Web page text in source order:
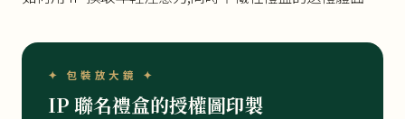
✦ 包裝放大鏡 ✦
IP 聯名禮盒的授權圖印製